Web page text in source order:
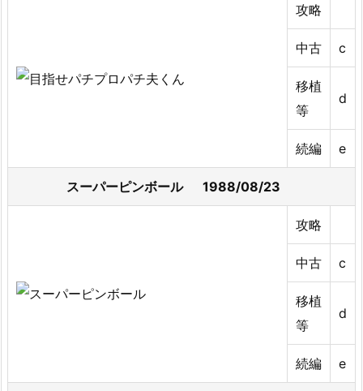
攻略
中古 c
移植
等
d
続編 e
スーパーピンボール 1988/08/23
攻略
中古 c
移植
等
d
続編 e